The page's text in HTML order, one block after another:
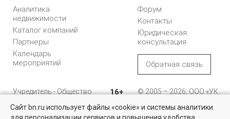
Аналитика
недвижимости
Каталог компаний
Партнеры
Календарь
мероприятий
Форум
Контакты
Юридическая
консультация
Обратная связь
Учредитель - Общество
ответственностью
"Управляющая
16+
© 2005 – 2026, ООО «УК
196105, Санкт-
Сайт bn.ru использует файлы «cookie» и системы аналитики